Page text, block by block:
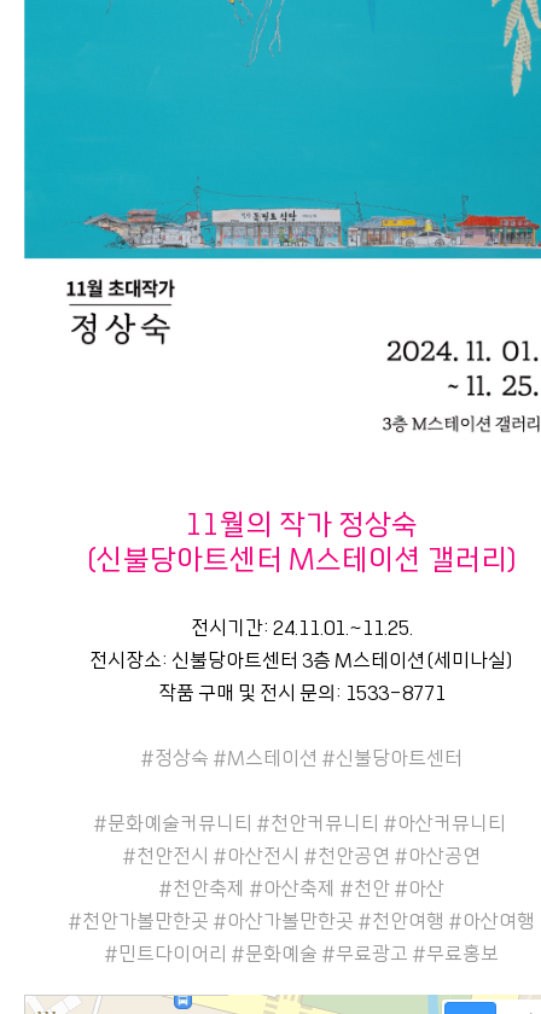
11월의 작가 정상숙
(신불당아트센터 M스테이션 갤러리)
전시기간: 24.11.01.~11.25.
전시장소: 신불당아트센터 3층 M스테이션(세미나실)
작품 구매 및 전시 문의: 1533-8771
#정상숙 #M스테이션 #신불당아트센터
#문화예술커뮤니티 #천안커뮤니티 #아산커뮤니티
#천안전시 #아산전시 #천안공연 #아산공연
#천안축제 #아산축제 #천안 #아산
#천안가볼만한곳 #아산가볼만한곳 #천안여행 #아산여행
#민트다이어리 #문화예술 #무료광고 #무료홍보